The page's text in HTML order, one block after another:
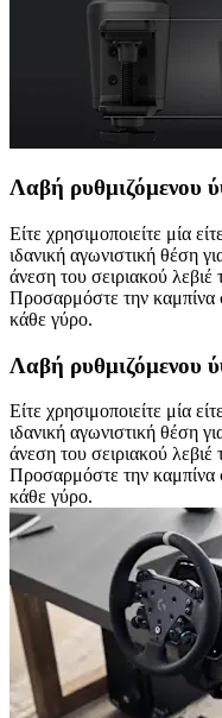
Λαβή ρυθμιζόμενου
Είτε χρησιμοποιείτε μία
ιδανική αγωνιστική θέση
άνεση του σειριακού
Προσαρμόστε την καμπίνα
κάθε γύρο.
Λαβή ρυθμιζόμενου
Είτε χρησιμοποιείτε μία
ιδανική αγωνιστική θέση
άνεση του σειριακού
Προσαρμόστε την καμπίνα
κάθε γύρο.